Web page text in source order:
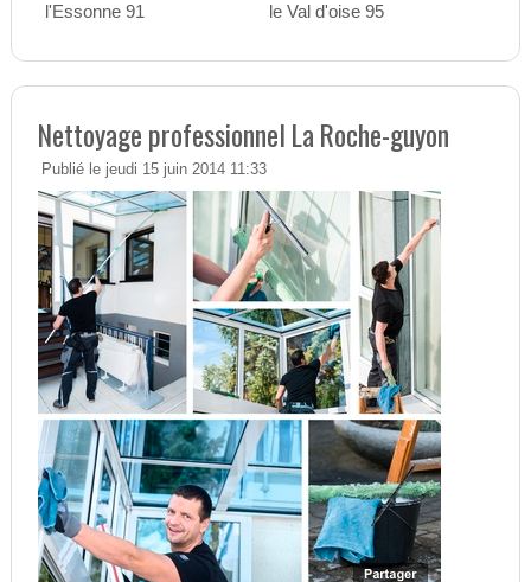
l'Essonne 91
le Val d'oise 95
Nettoyage professionnel La Roche-guyon
Publié le jeudi 15 juin 2014 11:33